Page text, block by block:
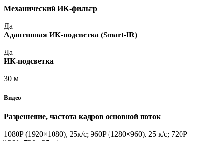
Механический ИК-фильтр
Да
Адаптивная ИК-подсветка (Smart-IR)
Да
ИК-подсветка
30 м
Видео
Разрешение, частота кадров основной поток
1080P (1920×1080), 25к/с; 960P (1280×960), 25 к/с; 720P